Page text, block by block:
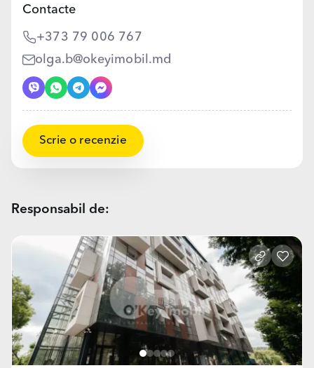
Contacte
+373 79 006 767
olga.b@okeyimobil.md
Scrie o recenzie
Responsabil de: